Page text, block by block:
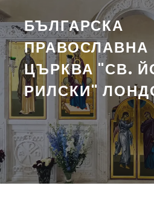
БЪЛГАРСКА
ПРАВОСЛАВНА
ЦЪРКВА "СВ.
РИЛСКИ"